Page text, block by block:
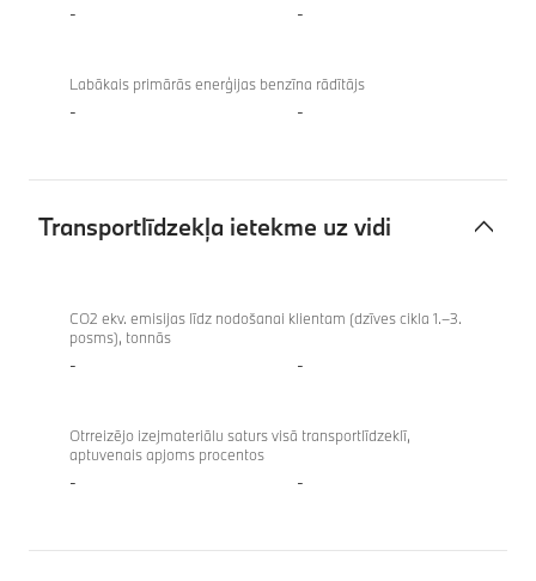
- -
Labākais primārās enerģijas benzīna rādītājs
- -
Transportlīdzekļa ietekme uz vidi
ietekme
CO2 ekv. emisijas līdz nodošanai klientam (dzīves cikla 1.–3.
posms), tonnās
- -
Otrreizējo izejmateriālu saturs visā transportlīdzeklī,
aptuvenais apjoms procentos
- -